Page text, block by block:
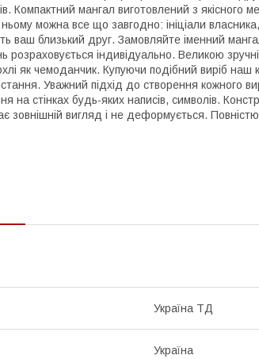
Компактний мангал виготовлений з якісного
можна все що завгодно: ініціали
ваш близький друг. Замовляйте іменний
розраховується індивідуально. Великою
як чемоданчик. Купуючи подібний виріб наш
Уважний підхід до створення кожного
стінках будь-яких написів, символів.
зовнішній вигляд і не деформується.
Україна ТД
Україна